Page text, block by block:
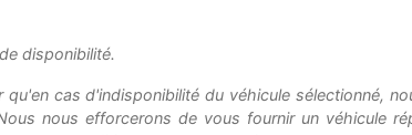
disponibilité.
qu'en cas d'indisponibilité du véhicule sélectionné,
nous efforcerons de vous fournir un véhicule